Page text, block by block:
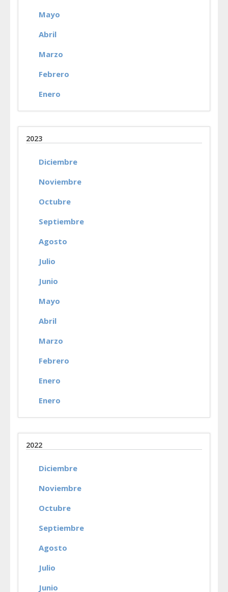
Mayo
Abril
Marzo
Febrero
Enero
2023
Diciembre
Noviembre
Octubre
Septiembre
Agosto
Julio
Junio
Mayo
Abril
Marzo
Febrero
Enero
Enero
2022
Diciembre
Noviembre
Octubre
Septiembre
Agosto
Julio
Junio